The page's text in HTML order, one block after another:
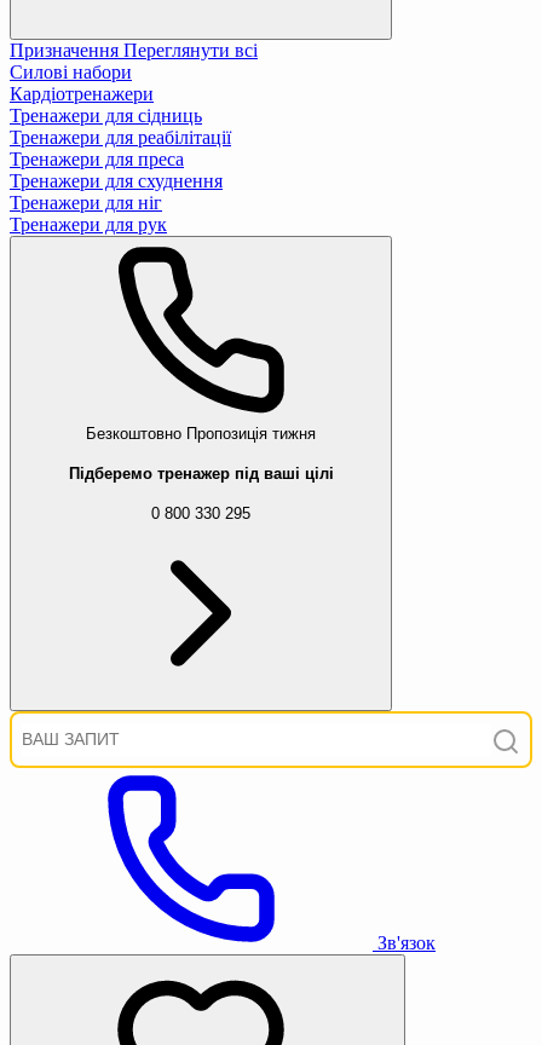
Призначення Переглянути всі
Силові набори
Кардіотренажери
Тренажери для сідниць
Тренажери для реабілітації
Тренажери для преса
Тренажери для схуднення
Тренажери для ніг
Тренажери для рук
Безкоштовно Пропозиція тижня
Підберемо тренажер під ваші цілі
0 800 330 295
Зв'язок